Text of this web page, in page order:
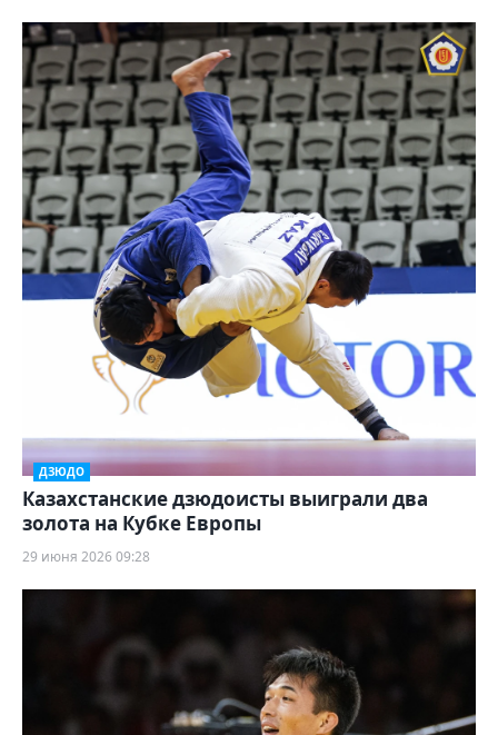
ДЗЮДО
Казахстанские дзюдоисты выиграли два
золота на Кубке Европы
29 июня 2026 09:28